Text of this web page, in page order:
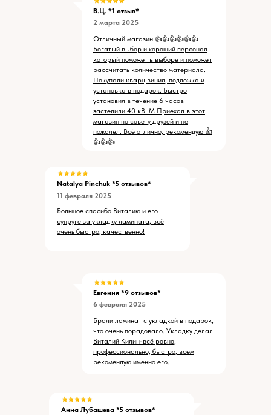
Natalya Pinchuk *5 отзывов*
11 февраля 2025
Большое спасибо Виталию и его
супруге за укладку ламината, всё
очень быстро, качественно!
В.Ц. *1 отзыв*
Отличный магазин 👍👍👍👍👍👍
Богатый выбор и хороший персонал
который поможет в выборе и поможет
рассчитать количество материала.
Покупали кварц винил, подложка и
установка в подарок. Быстро
установил в течение 6 часов
застелили 40 кВ. М Приехал в этот
магазин по совету друзей и не
пожалел. Всё отлично, рекомендую 👍
👍👍👍
2 марта 2025
Анна Лубашева *5 отзывов*
Евгения *9 отзывов*
Брали ламинат с укладкой в подарок,
что очень порадовало. Укладку делал
Виталий Килин-всё ровно,
профессионально, быстро, всем
рекомендую именно его.
6 февраля 2025